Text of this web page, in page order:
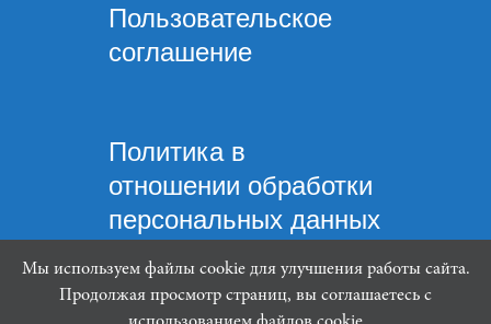
Пользовательское
соглашение
Политика в
отношении обработки
персональных данных
Мы используем файлы cookie для улучшения работы сайта.
Продолжая просмотр страниц, вы соглашаетесь с